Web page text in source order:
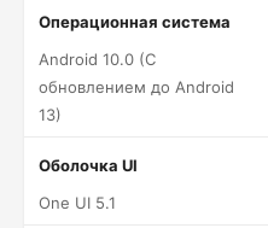
Операционная система
Android 10.0 (С
обновлением до Android
13)
Оболочка UI
One UI 5.1